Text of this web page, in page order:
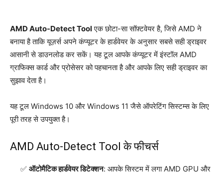
AMD Auto-Detect Toolएक छोटा-सा सॉफ़्टवेयर है, जिसे AMD ने
बनाया है ताकि यूज़र्स अपने कंप्यूटर के हार्डवेयर के अनुसार सबसे सही ड्राइवर
आसानी से डाउनलोड कर सकें। यह टूल आपके कंप्यूटर में इंस्टॉल AMD
ग्राफिक्स कार्ड और प्रोसेसर को पहचानता है और आपके लिए सही ड्राइवर का
सुझाव देता है।
यह टूल Windows 10 और Windows 11 जैसे ऑपरेटिंग सिस्टम्स के लिए
पूरी तरह से उपयुक्त है।
AMD Auto-Detect Tool के फीचर्स
ऑटोमैटिक हार्डवेयर डिटेक्शन: आपके सिस्टम में लगा AMD GPU और